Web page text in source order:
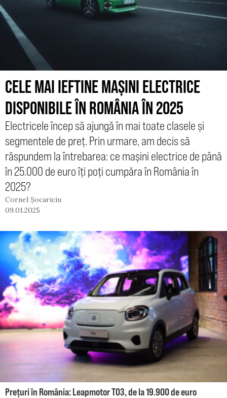
CELE MAI IEFTINE MAȘINI ELECTRICE
DISPONIBILE ÎN ROMÂNIA ÎN 2025
Electricele încep să ajungă în mai toate clasele și
segmentele de preț. Prin urmare, am decis să
răspundem la întrebarea: ce mașini electrice de până
în 25.000 de euro îți poți cumpăra în România în
2025?
Cornel Șocariciu
09.01.2025
Prețuri în România: Leapmotor T03, de la 19.900 de euro